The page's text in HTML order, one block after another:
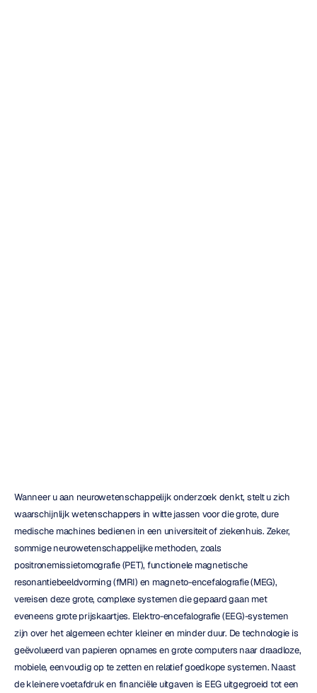
Wanneer u aan neurowetenschappelijk onderzoek denkt, stelt u zich
waarschijnlijk wetenschappers in witte jassen voor die grote, dure
medische machines bedienen in een universiteit of ziekenhuis. Zeker,
sommige neurowetenschappelijke methoden, zoals
positronemissietomografie (PET), functionele magnetische
resonantiebeeldvorming (fMRI) en magneto-encefalografie (MEG),
vereisen deze grote, complexe systemen die gepaard gaan met
eveneens grote prijskaartjes. Elektro-encefalografie (EEG)-systemen
zijn over het algemeen echter kleiner en minder duur. De technologie is
geëvolueerd van papieren opnames en grote computers naar draadloze,
mobiele, eenvoudig op te zetten en relatief goedkope systemen. Naast
de kleinere voetafdruk en financiële uitgaven is EEG uitgegroeid tot een